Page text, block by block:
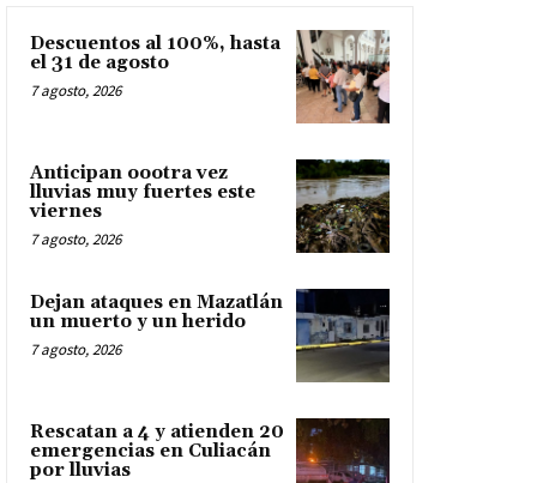
Descuentos al 100%, hasta
el 31 de agosto
7 agosto, 2026
Anticipan oootra vez
lluvias muy fuertes este
viernes
7 agosto, 2026
Dejan ataques en Mazatlán
un muerto y un herido
7 agosto, 2026
Rescatan a 4 y atienden 20
emergencias en Culiacán
por lluvias